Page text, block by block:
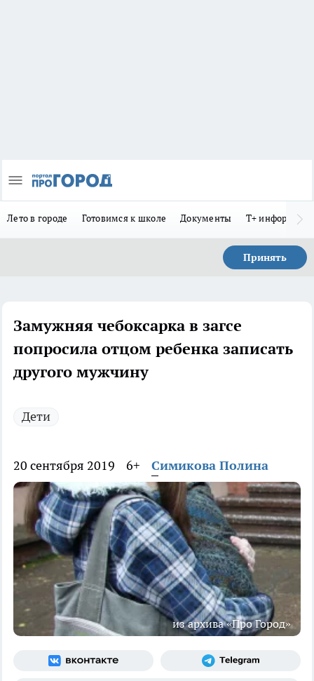
Лето в городе Готовимся к школе Документы Т+
Принять
Замужняя чебоксарка в загсе
попросила отцом ребенка записать
другого мужчину
Дети
20 сентября 2019 6+ Симикова Полина
из архива «Про Город»